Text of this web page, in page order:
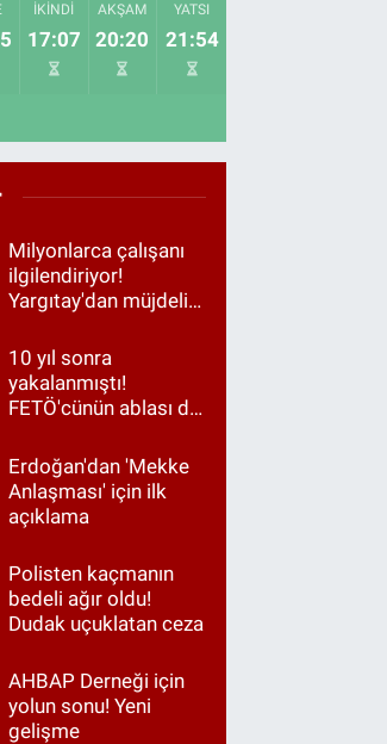
İKINDI
17:07
AKŞAM
20:20
YATSI
21:54
Milyonlarca çalışanı
ilgilendiriyor!
Yargıtay'dan müjdeli
10 yıl sonra
yakalanmıştı!
FETÖ'cünün ablası da
Erdoğan'dan 'Mekke
Anlaşması' için ilk
açıklama
Polisten kaçmanın
bedeli ağır oldu!
Dudak uçuklatan ceza
AHBAP Derneği için
yolun sonu! Yeni
gelişme